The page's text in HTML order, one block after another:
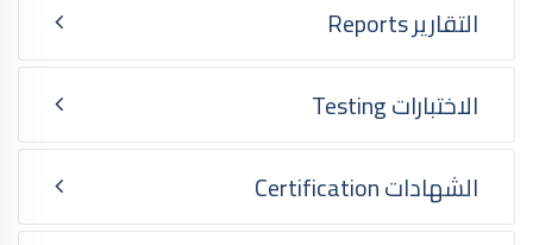
التقارير Reports
الاختبارات Testing
الشهادات Certification